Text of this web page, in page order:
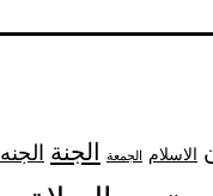
الاسلام الجمعة الجنة الجنه